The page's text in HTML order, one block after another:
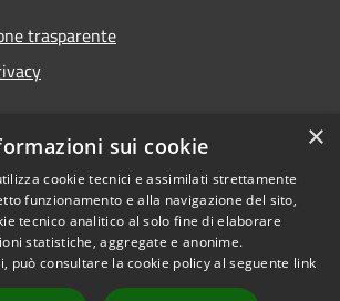
trasparente
accessibilità
Copyright © 2026 • Comune di
Farindola • Powered by
×
sui cookie
cookie tecnici e assimilati strettamente
funzionamento e alla navigazione del sito,
tecnico analitico al solo fine di elaborare
statistiche, aggregate e anonime.
può consultare la cookie policy al seguente link